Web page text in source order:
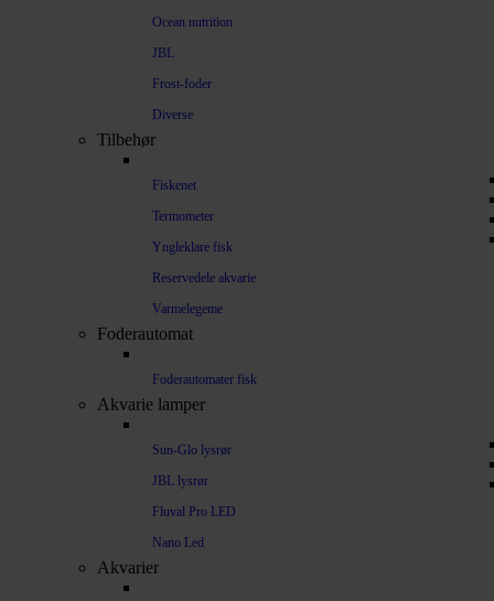
Ocean nutrition
JBL
Frost-foder
Diverse
Tilbehør
Fiskenet
Termometer
Yngleklare fisk
Reservedele akvarie
Varmelegeme
Foderautomat
Foderautomater fisk
Akvarie lamper
Sun-Glo lysrør
JBL lysrør
Fluval Pro LED
Nano Led
Akvarier